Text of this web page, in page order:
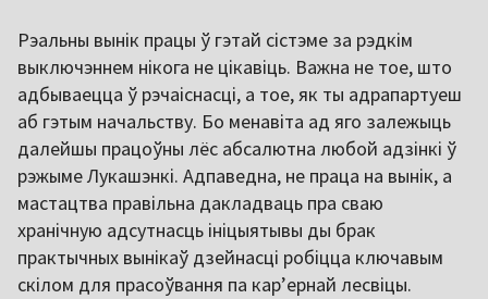
Рэальны вынік працы ў гэтай сістэме за рэдкім
выключэннем нікога не цікавіць. Важна не тое, што
адбываецца ў рэчаіснасці, а тое, як ты адрапартуеш
аб гэтым начальству. Бо менавіта ад яго залежыць
далейшы працоўны лёс абсалютна любой адзінкі ў
рэжыме Лукашэнкі. Адпаведна, не праца на вынік, а
мастацтва правільна дакладваць пра сваю
хранічную адсутнасць ініцыятывы ды брак
практычных вынікаў дзейнасці робіцца ключавым
скілом для прасоўвання па кар’ернай лесвіцы.